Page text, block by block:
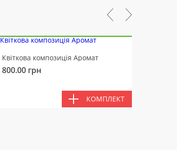
Квіткова композиція Аромат
800.00 грн
КОМПЛЕКТ